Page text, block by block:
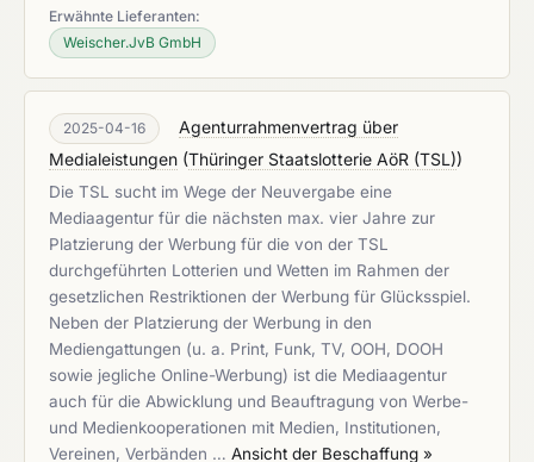
Erwähnte Lieferanten:
Weischer.JvB GmbH
2025-04-16
Agenturrahmenvertrag über
Medialeistungen (Thüringer Staatslotterie AöR (TSL))
Die TSL sucht im Wege der Neuvergabe eine
Mediaagentur für die nächsten max. vier Jahre zur
Platzierung der Werbung für die von der TSL
durchgeführten Lotterien und Wetten im Rahmen der
gesetzlichen Restriktionen der Werbung für Glücksspiel.
Neben der Platzierung der Werbung in den
Mediengattungen (u. a. Print, Funk, TV, OOH, DOOH
sowie jegliche Online-Werbung) ist die Mediaagentur
auch für die Abwicklung und Beauftragung von Werbe-
und Medienkooperationen mit Medien, Institutionen,
Vereinen, Verbänden … Ansicht der Beschaffung »